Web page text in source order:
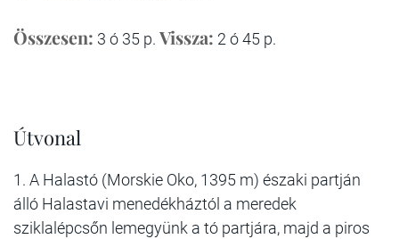
Összesen: 3 ó 35 p. Vissza: 2 ó 45 p.
Útvonal
1. A Halastó (Morskie Oko, 1395 m) északi partján
álló Halastavi menedékháztól a meredek
sziklalépcsőn lemegyünk a tó partjára, majd a piros